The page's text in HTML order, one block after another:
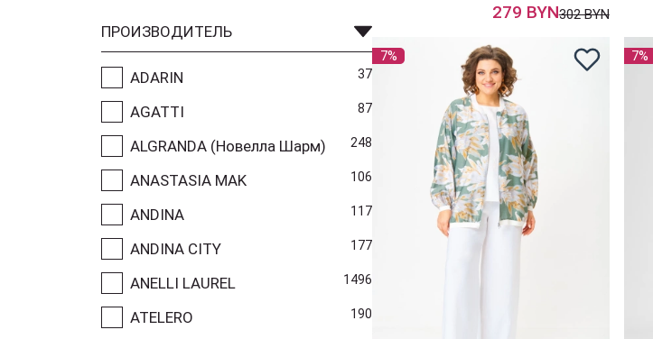
ПРОИЗВОДИТЕЛЬ
ADARIN 37
AGATTI 87
ALGRANDA (Новелла Шарм) 248
ANASTASIA MAK 106
ANDINA 117
ANDINA CITY 177
ANELLI LAUREL 1496
ATELERO 190
279 BYN302 BYN
7% 7%